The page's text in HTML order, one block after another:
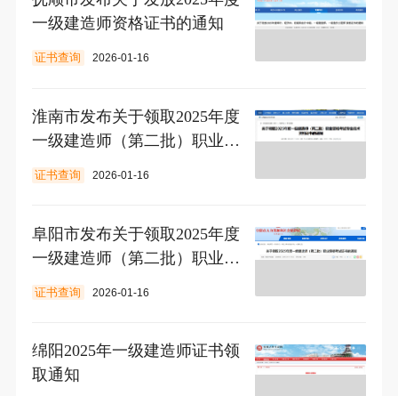
一级建造师资格证书的通知
证书查询 2026-01-16
淮南市发布关于领取2025年度
一级建造师（第二批）职业资
格考试专业技术资格证书的通
知
证书查询 2026-01-16
阜阳市发布关于领取2025年度
一级建造师（第二批）职业资
格考试证书的通知
证书查询 2026-01-16
绵阳2025年一级建造师证书领
取通知